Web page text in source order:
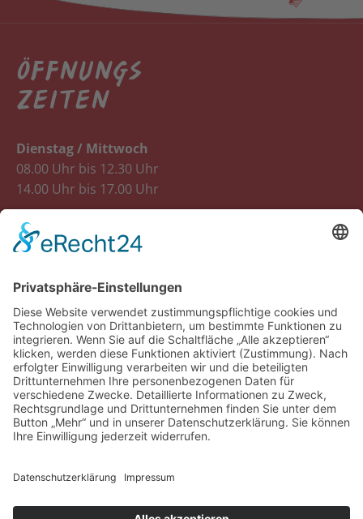
ÖFFNUNGS
ZEITEN
Dienstag / Mittwoch
08.00 Uhr bis 12.30 Uhr
14.00 Uhr bis 17.00 Uhr
Donnerstag
08.00 Uhr bis 12.30 Uhr
Freitag
14.00 Uhr bis 18.00 Uhr
Samstag
07.30 Uhr bis 12.00 Uhr